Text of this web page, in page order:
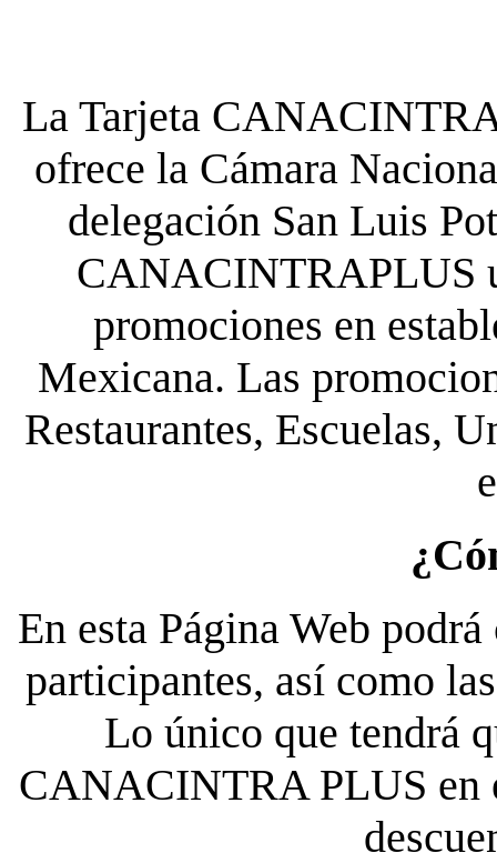
La Tarjeta
ofrece la Cámara
delegación San Luis
CANACINTRAPLUS
promociones en
Mexicana. Las
Restaurantes, Escuelas,
En esta Página Web
participantes, así como
Lo único que tendrá
CANACINTRA PLUS en